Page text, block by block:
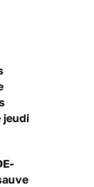
jeudi